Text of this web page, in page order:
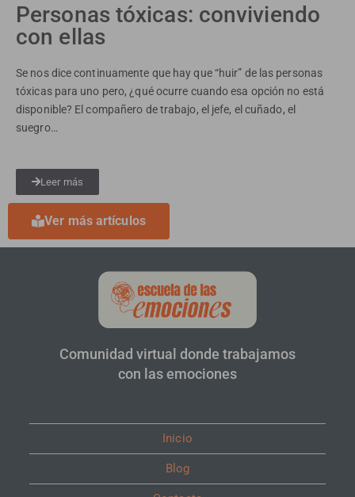
Personas tóxicas: conviviendo
con ellas
Se nos dice continuamente que hay que “huir” de las personas
tóxicas para uno pero, ¿qué ocurre cuando esa opción no está
disponible? El compañero de trabajo, el jefe, el cuñado, el
suegro…
Leer más
Ver más artículos
Comunidad virtual donde trabajamos
con las emociones
Inicio
Blog